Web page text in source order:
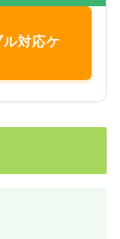
対応ケ